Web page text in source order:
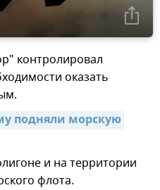
контролировал
оказать
подняли морскую
и на территории
флота.